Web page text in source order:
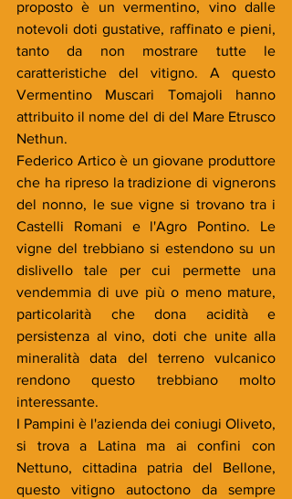
proposto è un vermentino, vino dalle
notevoli doti gustative, raffinato e pieni,
tanto da non mostrare tutte le
caratteristiche del vitigno. A questo
Vermentino Muscari Tomajoli hanno
attribuito il nome del di del Mare Etrusco
Nethun.
Federico Artico è un giovane produttore
che ha ripreso la tradizione di vignerons
del nonno, le sue vigne si trovano tra i
Castelli Romani e l'Agro Pontino. Le
vigne del trebbiano si estendono su un
dislivello tale per cui permette una
vendemmia di uve più o meno mature,
particolarità che dona acidità e
persistenza al vino, doti che unite alla
mineralità data del terreno vulcanico
rendono questo trebbiano molto
interessante.
I Pampini è l'azienda dei coniugi Oliveto,
si trova a Latina ma ai confini con
Nettuno, cittadina patria del Bellone,
questo vitigno autoctono da sempre